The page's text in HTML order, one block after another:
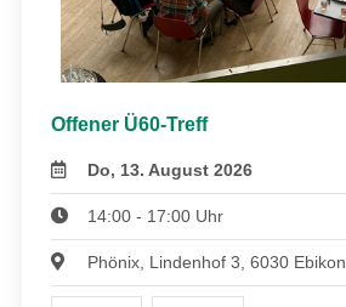
Offener Ü60-Treff
Do, 13. August 2026
14:00 - 17:00 Uhr
Phönix, Lindenhof 3, 6030 Ebikon